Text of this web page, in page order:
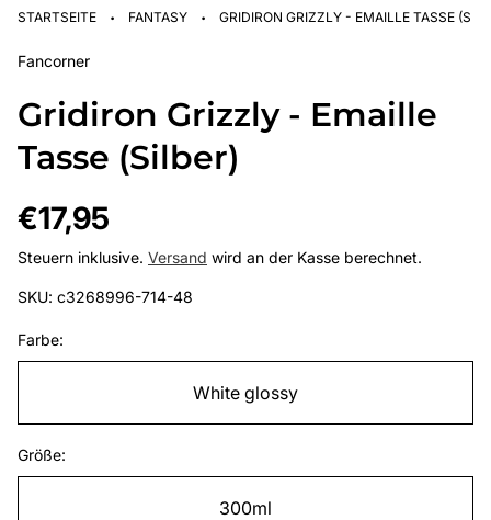
STARTSEITE · FANTASY · GRIDIRON GRIZZLY - EMAILLE TASSE
Fancorner
Gridiron Grizzly - Emaille
Tasse (Silber)
Regulärer
Preis
€17,95
Steuern inklusive. Versand wird an der Kasse berechnet.
SKU: c3268996-714-48
Farbe:
White glossy
Größe:
300ml